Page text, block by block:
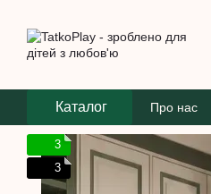
Каталог Про нас
3
3